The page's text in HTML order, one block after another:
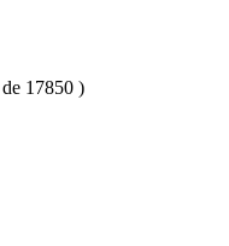
17850 )